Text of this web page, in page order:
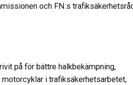
och FN:s
på för bättre halkbekämpning,
i trafiksäkerhetsarbetet,